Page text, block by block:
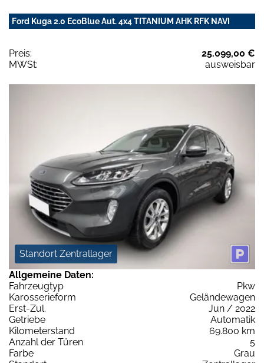
Ford Kuga 2.0 EcoBlue Aut. 4x4 TITANIUM AHK RFK NAVI
Preis:
25.099,00 €
MWSt:
ausweisbar
Standort Zentrallager
Allgemeine Daten:
Fahrzeugtyp
Pkw
Karosserieform
Geländewagen
Erst-Zul.
Jun / 2022
Getriebe
Automatik
Kilometerstand
69.800 km
Anzahl der Türen
5
Farbe
Grau